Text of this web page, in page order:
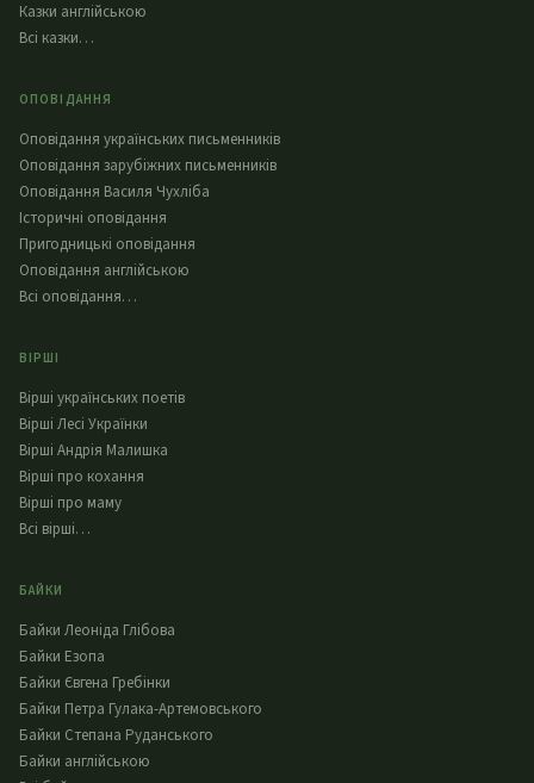
Казки англійською
Всі казки…
ОПОВІДАННЯ
Оповідання українських письменників
Оповідання зарубіжних письменників
Оповідання Василя Чухліба
Історичні оповідання
Пригодницькі оповідання
Оповідання англійською
Всі оповідання…
ВІРШІ
Вірші українських поетів
Вірші Лесі Українки
Вірші Андрія Малишка
Вірші про кохання
Вірші про маму
Всі вірші…
БАЙКИ
Байки Леоніда Глібова
Байки Езопа
Байки Євгена Гребінки
Байки Петра Гулака-Артемовського
Байки Степана Руданського
Байки англійською